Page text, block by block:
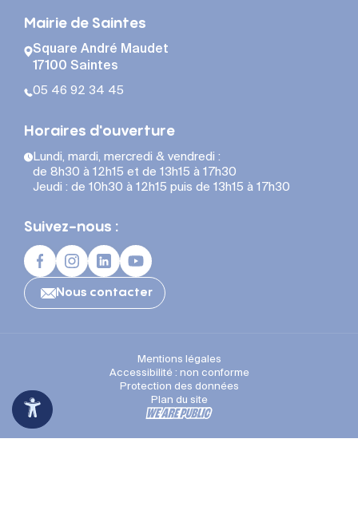
Mairie de Saintes
Square André Maudet
17100 Saintes
05 46 92 34 45
Horaires d'ouverture
Lundi, mardi, mercredi & vendredi :
de 8h30 à 12h15 et de 13h15 à 17h30
Jeudi : de 10h30 à 12h15 puis de 13h15 à 17h30
Suivez-nous :
Nous contacter
Mentions légales
Accessibilité : non conforme
Protection des données
Plan du site